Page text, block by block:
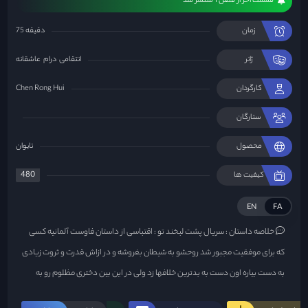
زمان 75 دقیقه
ژانر انتقامی درام عاشقانه
کارگردان Chen Rong Hui
ستارگان
محصول تایوان
کیفیت ها 480
FA
EN
خلاصه داستان :سریال پشت لبخند تو : اقتباسی از داستان فاوست آلمانیه کسی
که برای موفقیت مجبور شد روحشو به شیطان بفروشه و در ازاش قدرت و ثروت زیادی
به دست بیاره اون دست به بدترین خلافها زد ولی در این بین دختری مظلوم رو به